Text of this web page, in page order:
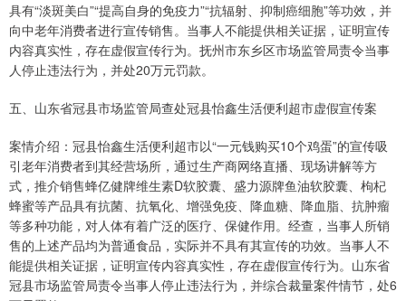
具有“淡斑美白”“提高自身的免疫力”“抗辐射、抑制癌细胞”等功效，并
向中老年消费者进行宣传销售。当事人不能提供相关证据，证明宣传
内容真实性，存在虚假宣传行为。抚州市东乡区市场监管局责令当事
人停止违法行为，并处20万元罚款。
五、山东省冠县市场监管局查处冠县怡鑫生活便利超市虚假宣传案
案情介绍：冠县怡鑫生活便利超市以“一元钱购买10个鸡蛋”的宣传吸
引老年消费者到其经营场所，通过生产商网络直播、现场讲解等方
式，推介销售蜂亿健牌维生素D软胶囊、盛力源牌鱼油软胶囊、枸杞
蜂蜜等产品具有抗菌、抗氧化、增强免疫、降血糖、降血脂、抗肿瘤
等多种功能，对人体有着广泛的医疗、保健作用。经查，当事人所销
售的上述产品均为普通食品，实际并不具有其宣传的功效。当事人不
能提供相关证据，证明宣传内容真实性，存在虚假宣传行为。山东省
冠县市场监管局责令当事人停止违法行为，并综合裁量案件情节，处6